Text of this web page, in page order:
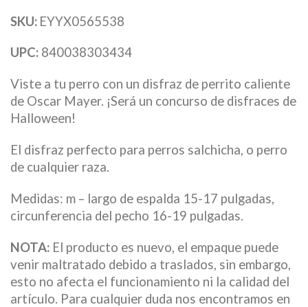
SKU: EYYX0565538
UPC: 840038303434
Viste a tu perro con un disfraz de perrito caliente
de Oscar Mayer. ¡Será un concurso de disfraces de
Halloween!
El disfraz perfecto para perros salchicha, o perro
de cualquier raza.
Medidas: m – largo de espalda 15-17 pulgadas,
circunferencia del pecho 16-19 pulgadas.
NOTA: El producto es nuevo, el empaque puede
venir maltratado debido a traslados, sin embargo,
esto no afecta el funcionamiento ni la calidad del
artículo. Para cualquier duda nos encontramos en